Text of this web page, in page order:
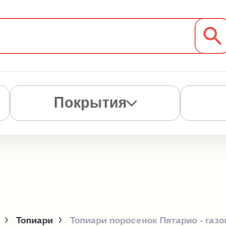
Покрытия
Топиари Топиари поросенок Пятарио -